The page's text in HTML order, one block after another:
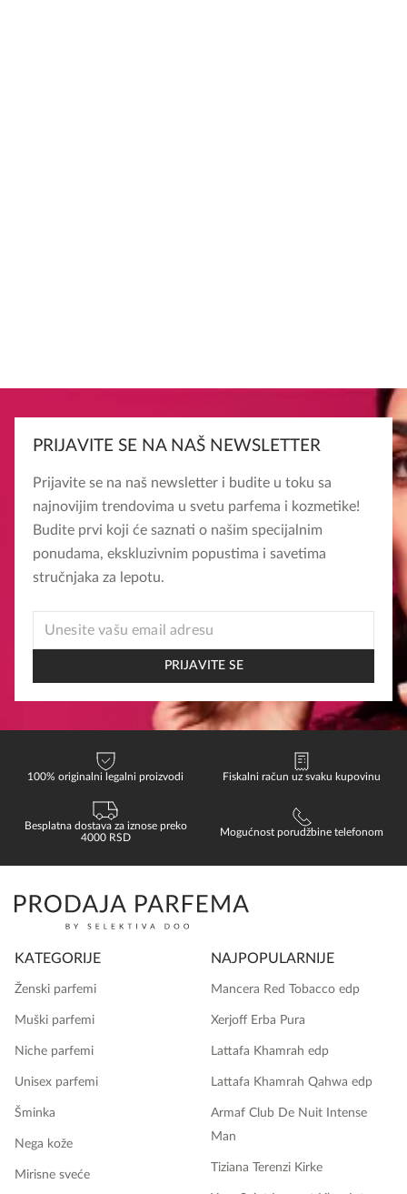
PRIJAVITE SE NA NAŠ NEWSLETTER
Prijavite se na naš newsletter i budite u toku sa
najnovijim trendovima u svetu parfema i kozmetike!
Budite prvi koji će saznati o našim specijalnim
ponudama, ekskluzivnim popustima i savetima
stručnjaka za lepotu.
EMAIL
PRIJAVITE SE
100% originalni legalni proizvodi Fiskalni račun uz svaku kupovinu
Besplatna dostava za iznose preko
4000 RSD
Mogućnost porudžbine telefonom
KATEGORIJE
Ženski parfemi
Muški parfemi
Niche parfemi
Unisex parfemi
Šminka
Nega kože
Mirisne sveće
NAJPOPULARNIJE
Mancera Red Tobacco edp
Xerjoff Erba Pura
Lattafa Khamrah edp
Lattafa Khamrah Qahwa edp
Armaf Club De Nuit Intense
Man
Tiziana Terenzi Kirke